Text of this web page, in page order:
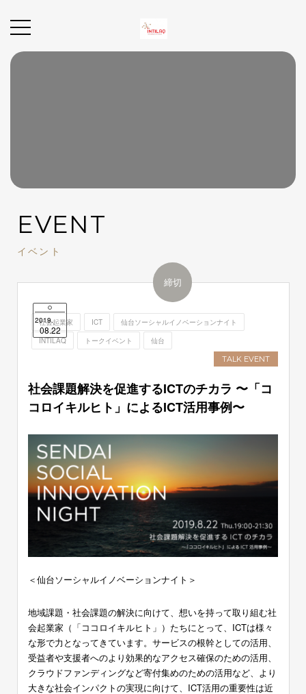
EVENT
イベント
締切
社会起業家 ICT
仙台ソーシャルイノベーションナイト
INTILAQ
トークイベント
仙台
TALK EVENT
2019.
08.22
社会課題解決を促進するICTのチカラ 〜「コ
コロイキルヒト」によるICT活用事例〜
＜仙台ソーシャルイノベーションナイト＞
地域課題・社会課題の解決に向けて、想いを持って取り組む社
会起業家（「ココロイキルヒト」）たちにとって、ICTは様々
な形で力となってきています。サービスの根幹としての活用、
受益者や支援者へのより効果的なアクセス確保のための活用、
クラウドファンディングなど寄付集めのための活用など、より
大きな社会インパクトの実現に向けて、ICT活用の重要性は近